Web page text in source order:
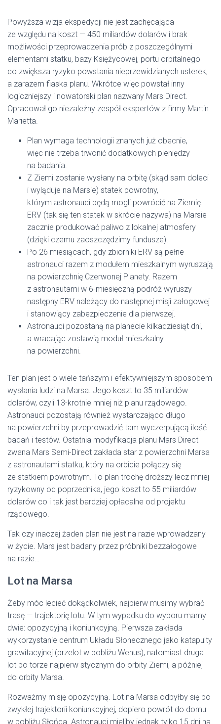
Powyższa wizja ekspedycji nie jest zachęcająca
ze względu na koszt — 450 miliardów dolarów i brak
możliwości przeprowadzenia prób z poszczególnymi
elementami statku, bazy Księżycowej, portu orbitalnego
co zwiększa ryzyko powstania nieprzewidzianych usterek,
a zarazem fiaska planu. Wkrótce więc powstał inny
logiczniejszy i nowatorski plan nazwany Mars Direct.
Opracował go niezależny zespół ekspertów z firmy Martin
Marietta.
Plan wymaga technologii znanych już obecnie,
więc nie trzeba trwonić dodatkowych pieniędzy
na badania.
Z Ziemi zostanie wysłany na orbitę (skąd sam doleci
i wyląduje na Marsie) statek powrotny,
którym astronauci będą mogli powrócić na Ziemię.
ERV (tak się ten statek w skrócie nazywa) na Marsie
zacznie produkować paliwo z lokalnej atmosfery
(dzięki czemu zaoszczędzimy fundusze).
Po 26 miesiącach, gdy zbiorniki ERV są pełne
astronauci razem z modułem mieszkalnym wyruszają
na powierzchnię Czerwonej Planety. Razem
z astronautami w 6-miesięczną podróż wyruszy
następny ERV należący do następnej misji załogowej
i stanowiący zabezpieczenie dla pierwszej.
Astronauci pozostaną na planecie kilkadziesiąt dni,
a wracając zostawią moduł mieszkalny
na powierzchni.
Ten plan jest o wiele tańszym i efektywniejszym sposobem
wysłania ludzi na Marsa. Jego koszt to 35 miliardów
dolarów, czyli 13-krotnie mniej niż planu rządowego.
Astronauci pozostają również wystarczająco długo
na powierzchni by przeprowadzić tam wyczerpującą ilość
badań i testów. Ostatnia modyfikacja planu Mars Direct
zwana Mars Semi-Direct zakłada star z powierzchni Marsa
z astronautami statku, który na orbicie połączy się
ze statkiem powrotnym. To plan trochę droższy lecz mniej
ryzykowny od poprzednika, jego koszt to 55 miliardów
dolarów co i tak jest bardziej opłacalne od projektu
rządowego.
Tak czy inaczej żaden plan nie jest na razie wprowadzany
w życie. Mars jest badany przez próbniki bezzałogowe
na razie…
Lot na Marsa
Żeby móc lecieć dokądkolwiek, najpierw musimy wybrać
trasę — trajektorię lotu. W tym wypadku do wyboru mamy
dwie: opozycyjną i koniunkcyjną. Pierwsza zakłada
wykorzystanie centrum Układu Słonecznego jako katapulty
grawitacyjnej (przelot w pobliżu Wenus), natomiast druga
lot po torze najpierw stycznym do orbity Ziemi, a później
do orbity Marsa.
Rozważmy misję opozycyjną. Lot na Marsa odbyłby się po
zwykłej trajektorii koniunkcyjnej, dopiero powrót do domu
w pobliżu Słońca. Astronauci mieliby jednak tylko 15 dni na